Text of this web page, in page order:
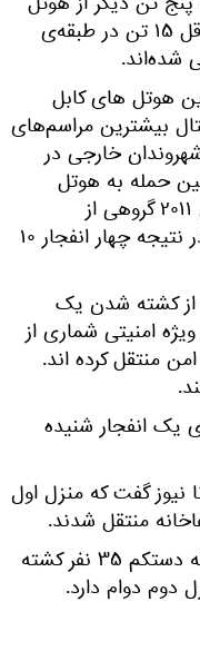
انتركانتيننتال فرار کند میگوید که حداقل ۱۵ تن در طبقه‌ی
شده‌اند.
هوتل های کابل
بیشترین مراسم‌های
خارجی در
حمله به هوتل
انتركانتيننتال کابل است. در ماه جون ۲۰۱۱ گروهی از
مهاجمان به این هوتل حمله کردند، در نتیجه چهار انفجار ۱۰
از کشته شدن یک
امنیتی شماری از
منتقل کرده اند.
یک انفجار شنیده
نیوز گفت که منزل اول
منتقل شدند.
بر اساس معلومات اخیر، در این حادثه دستکم ۳۵ نفر کشته
دوام دارد.